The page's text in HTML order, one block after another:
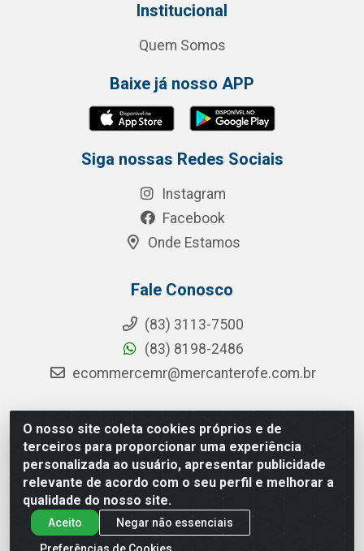
O nosso site coleta cookies próprios e de
terceiros para proporcionar uma experiência
personalizada ao usuário, apresentar publicidade
relevante de acordo com o seu perfil e melhorar a
qualidade do nosso site.
Aceito
Negar não essenciais
Preferências de Cookies
Institucional
Quem Somos
Baixe já nosso APP
Siga nossas Redes Sociais
Instagram
Facebook
Onde Estamos
Fale Conosco
(83) 3113-7500
(83) 8198-2486
ecommercemr@mercanterofe.com.br
MR Distribuidora - Rua Hortêncio Ribeiro de Luna, 3777 -
Distrito Industrial, João Pessoa/PB - CEP 58081-400 -
CNPJ 35.428.312/0001-85